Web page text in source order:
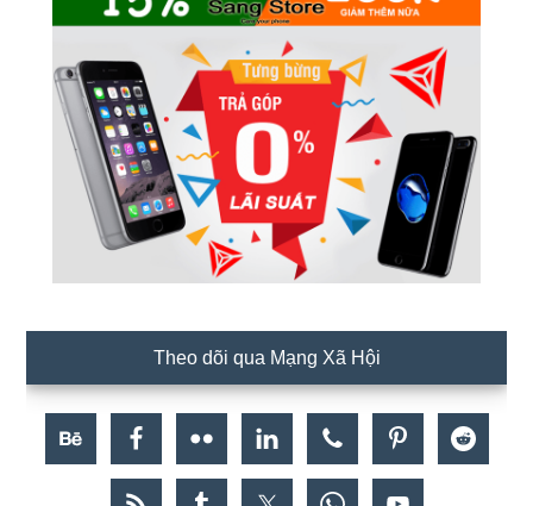
Theo dõi qua Mạng Xã Hội